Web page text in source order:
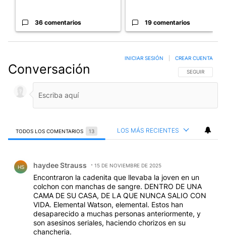
36 comentarios 19 comentarios
Conversación SIGA ESTA
SEGUIR
INICIAR SESIÓN CREAR CUENTA
TODOS LOS COMENTARIOS 13 LOS MÁS RECIENTES
HS haydee Strauss 15 DE NOVIEMBRE DE 2025
Encontraron la cadenita que llevaba la joven en un
colchon con manchas de sangre. DENTRO DE UNA
CAMA DE SU CASA, DE LA QUE NUNCA SALIO CON
VIDA. Elemental Watson, elemental. Estos han
desaparecido a muchas personas anteriormente, y
son asesinos seriales, haciendo chorizos en su
chancheria.